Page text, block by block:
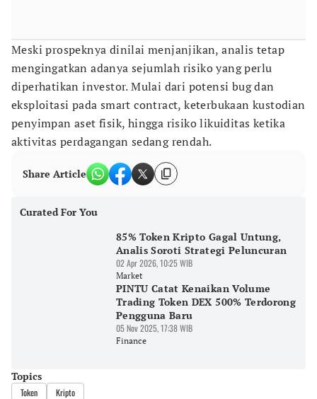
Meski prospeknya dinilai menjanjikan, analis tetap
mengingatkan adanya sejumlah risiko yang perlu
diperhatikan investor. Mulai dari potensi bug dan
eksploitasi pada smart contract, keterbukaan kustodian
penyimpan aset fisik, hingga risiko likuiditas ketika
aktivitas perdagangan sedang rendah.
Share Article
Curated For You
85% Token Kripto Gagal Untung,
Analis Soroti Strategi Peluncuran
02 Apr 2026, 10:25 WIB
Market
PINTU Catat Kenaikan Volume
Trading Token DEX 500% Terdorong
Pengguna Baru
05 Nov 2025, 17:38 WIB
Finance
Topics
Token Kripto